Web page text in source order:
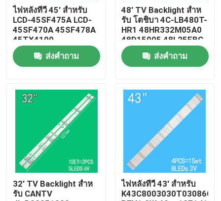
เกี่ยวกับเรา
ทัวร์โรงงาน
ติดต่อเรา
ขอใบเสนอราคา
ไฟหลังทีวี LED
ไฟหลังทีวี 45' สําหรับ
LCD-45SF475A LCD-
45SF470A 45SF478A
45TX4100
3P45UM003 A0
3P45UM001 A9
ECHOM-0345UM002
ส่งคำถาม
48' TV Backlight สําห
รับ โตชิบา 4C-LB480T-
HR1 48HR332M05A0
48D15005 48L25EBC
48L26CMC 48L2600C
48L2500Cส่งคำถาม
32' TV Backlight สําห
รับ CANTV
ไฟหลังทีวี 43' สําหรับ
K43C8003030T03086C9-